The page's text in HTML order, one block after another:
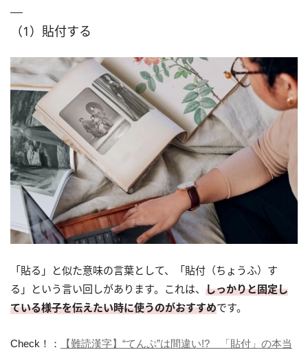
（1）貼付する
「貼る」と似た意味の言葉として、「貼付（ちょうふ）す
る」という言い回しがあります。これは、 しっかりと固定し
ている様子を伝えたい時に使うのがおすすめです。
Check！：
【難読漢字】“てんぷ”は間違い!? 「貼付」の本当